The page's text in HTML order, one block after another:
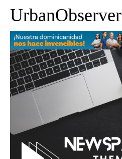
UrbanObserver